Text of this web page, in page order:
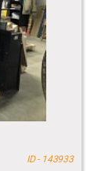
ID - 143933